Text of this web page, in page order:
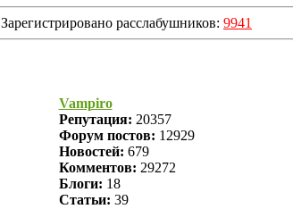
Зарегистрировано расслабушников: 9941
Vampiro
Репутация: 20357
Форум постов: 12929
Новостей: 679
Комментов: 29272
Блоги: 18
Статьи: 39